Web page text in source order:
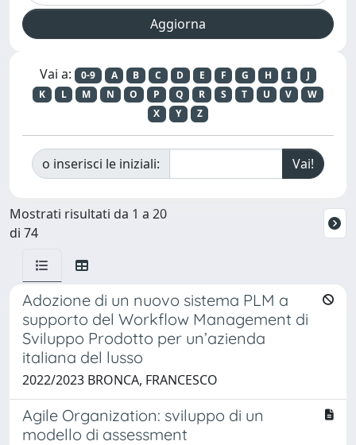
Vai a: 0-9 A B C D E F G H I
J
K
L M N O P Q R S T U V
W
X
Y Z
o inserisci le iniziali:
Mostrati risultati da 1 a 20
di 74
Adozione di un nuovo sistema PLM a
supporto del Workflow Management di
Sviluppo Prodotto per un’azienda
italiana del lusso ​
2022/2023 BRONCA, FRANCESCO
Agile Organization: sviluppo di un
modello di assessment